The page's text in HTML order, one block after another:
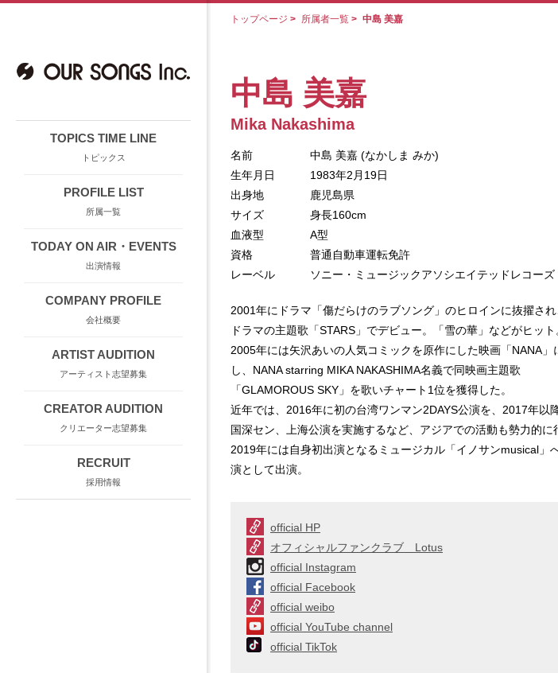
TOPICS TIME LINE
トピックス
PROFILE LIST
所属一覧
TODAY ON AIR・EVENTS
出演情報
COMPANY PROFILE
会社概要
ARTIST AUDITION
アーティスト志望募集
CREATOR AUDITION
クリエーター志望募集
RECRUIT
採用情報
トップページ > 所属者一覧 > 中島 美嘉
中島 美嘉
Mika Nakashima
名前
中島 美嘉 (なかしま みか)
生年月日
1983年2月19日
出身地
鹿児島県
サイズ
身長160cm
血液型
A型
資格
普通自動車運転免許
レーベル
ソニー・ミュージックアソシエイテッドレコーズ
2001年にドラマ「傷だらけのラブソング」のヒロインに抜擢され
ドラマの主題歌「STARS」でデビュー。「雪の華」などがヒット
2005年には矢沢あいの人気コミックを原作にした映画「NANA」
し、NANA starring MIKA NAKASHIMA名義で同映画主題歌
「GLAMOROUS SKY」を歌いチャート1位を獲得した。
近年では、2016年に初の台湾ワンマン2DAYS公演を、2017年以
国深セン、上海公演を実施するなど、アジアでの活動も勢力的に
2019年には自身初出演となるミュージカル「イノサンmusical」
演として出演。
official HP
オフィシャルファンクラブ Lotus
official Instagram
official Facebook
official weibo
official YouTube channel
official TikTok